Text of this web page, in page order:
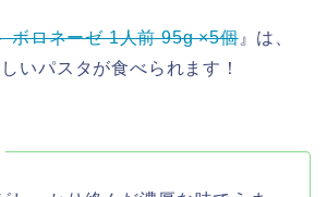
ボロネーゼ 1人前 95g ×5個』は、
いパスタが食べられます！